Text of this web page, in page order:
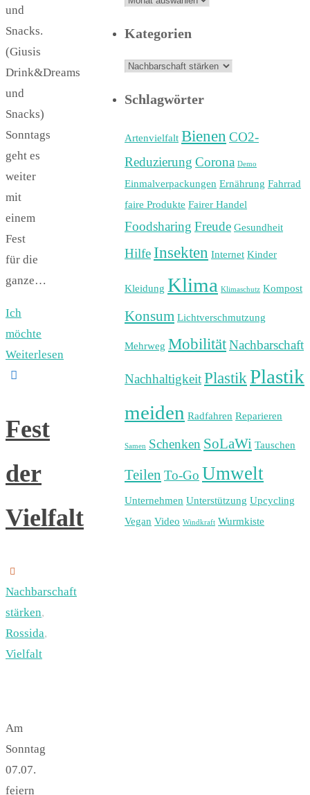
und
Snacks.
(Giusis
Drink&Dreams
und
Snacks)
Sonntags
geht es
weiter
mit
einem
Fest
für die
ganze…
Ich
möchte
Weiterlesen
Fest
der
Vielfalt
Nachbarschaft
stärken,
Rossida,
Vielfalt
Am
Sonntag
07.07.
feiern
Kategorien
Kategorien
Schlagwörter
Artenvielfalt Bienen CO2-
Reduzierung Corona Demo
Einmalverpackungen Ernährung Fahrrad
faire Produkte Fairer Handel
Foodsharing Freude Gesundheit
Hilfe Insekten Internet Kinder
Kleidung Klima Klimaschutz Kompost
Konsum Lichtverschmutzung
Mehrweg MobilitätNachbarschaft
NachhaltigkeitPlastikPlastik
meiden Radfahren Reparieren
Samen Schenken SoLaWi Tauschen
Teilen To-Go Umwelt
Unternehmen Unterstützung Upcycling
Vegan Video Windkraft Wurmkiste